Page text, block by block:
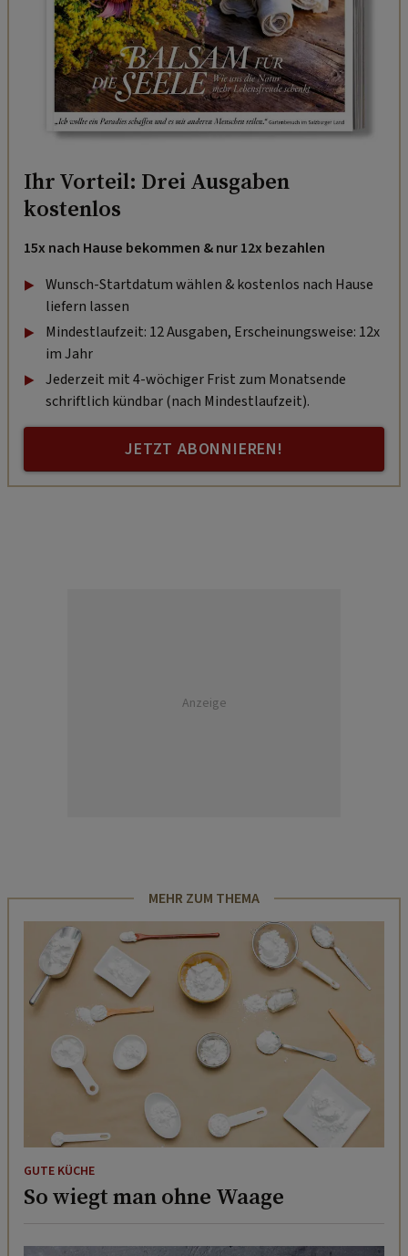
Ihr Vorteil: Drei Ausgaben
kostenlos
15x nach Hause bekommen & nur 12x bezahlen
Wunsch-Startdatum wählen & kostenlos nach Hause
liefern lassen
Mindestlaufzeit: 12 Ausgaben, Erscheinungsweise: 12x
im Jahr
Jederzeit mit 4-wöchiger Frist zum Monatsende
schriftlich kündbar (nach Mindestlaufzeit).
JETZT ABONNIEREN!
Anzeige
MEHR ZUM THEMA
GUTE KÜCHE
So wiegt man ohne Waage